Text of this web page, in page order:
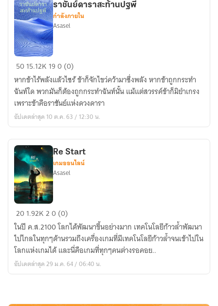
ราชันย์
ดารา
สะท้าน
ปฐพี
ราชันย์ดาราสะท้านปฐพี
กำลังภายใน
Asasel
5015.12K 190 (0)
หากข้าไร้พลังแล้วไซร้ ข้าก็จักไขว่คว้ามาซึ่งพลัง หากข้าถูกกระทำ
ฉันท์ใด พวกมันก็ต้องถูกกระทำฉันท์นั้น แม้แต่สวรรค์ข้าก็มิยำเกรง
เพราะข้าคือราชันย์แห่งดวงดารา
อัปเดตล่าสุด 10 ต.ค. 63 / 12:30 น.
Re
Start
Re Start
เกมออนไลน์
Asasel
201.92K20 (0)
ในปี ค.ส.2100 โลกได้พัฒนาขึ้นอย่างมาก เทคโนโลยีก้าวล้ำพัฒนา
ไปไกลในทุกๆด้านรวมถึงเครื่องเกมที่มีเทคโนโลยีก้าวล้ำจนเข้าไปใน
โลกแห่งเกมได้ และนี่คือเกมที่ทุกๆคนต่างรอคอย..
อัปเดตล่าสุด 29 ม.ค. 64 / 06:40 น.